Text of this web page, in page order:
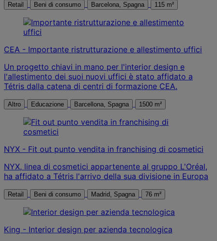
Retail Beni di consumo Barcelona, Spagna 115 m²
CEA - Importante ristrutturazione e allestimento uffici
Un progetto chiavi in mano per l'interior design e
l'allestimento dei suoi nuovi uffici è stato affidato a
Tétris dalla catena di centri di formazione CEA.
Altro Educazione Barcellona, Spagna 1500 m²
NYX - Fit out punto vendita in franchising di cosmetici
NYX, linea di cosmetici appartenente al gruppo L'Oréal,
ha affidato a Tétris l'arrivo della sua divisione in Europa
Retail Beni di consumo Madrid, Spagna 76 m²
King - Interior design per azienda tecnologica